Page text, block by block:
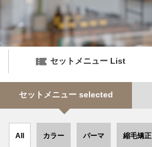
セットメニュー List
セットメニュー selected
All カラー パーマ 縮毛矯正